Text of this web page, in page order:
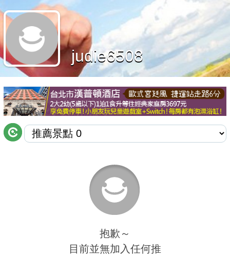
最新留言
商家合作
推薦景點
討論區
聯絡我們
judie6508
抱歉～
目前並無加入任何推